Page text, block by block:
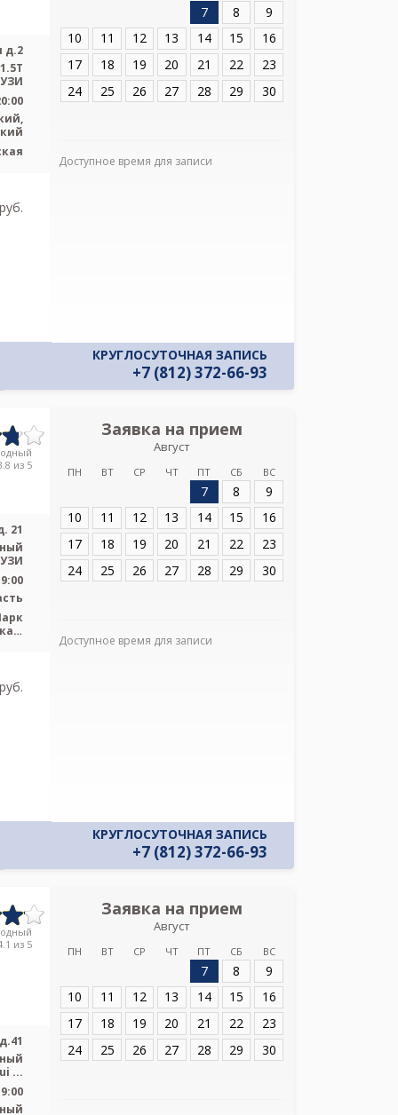
д.2
7 8
9
10
11 12 13 14 15
16
17
18 19 20 21 22
23
24
25 26 27 28 29 30
Доступное время для записи
КРУГЛОСУТОЧНАЯ ЗАПИСЬ
+7 (812) 372-66-93
из 5
21
Заявка на прием
Август
ПН ВТ СР ЧТ ПТ СБ ВС
7 8
9
10
11 12 13 14 15
16
17
18 19 20 21 22
23
24
25 26 27 28 29 30
Доступное время для записи
КРУГЛОСУТОЧНАЯ ЗАПИСЬ
+7 (812) 372-66-93
из 5
...
Заявка на прием
Август
ПН ВТ СР ЧТ ПТ СБ ВС
7 8
9
10
11 12 13 14 15
16
17
18 19 20 21 22
23
24
25 26 27 28 29 30